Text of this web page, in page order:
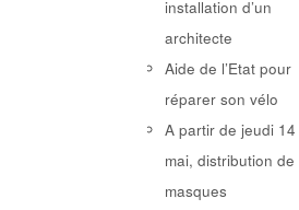
installation d’un
architecte
Aide de l’Etat pour
réparer son vélo
A partir de jeudi 14
mai, distribution de
masques